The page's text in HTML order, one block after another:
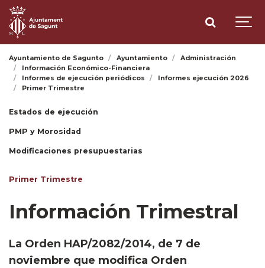
Ayuntamiento de Sagunto Ayuntamiento
Administración
Información Económico-Financiera
Informes de ejecución periódicos
Informes ejecución 2026
Primer Trimestre
Estados de ejecución
PMP y Morosidad
Modificaciones presupuestarias
Primer Trimestre
Información Trimestral
La Orden HAP/2082/2014, de 7 de
noviembre que modifica Orden